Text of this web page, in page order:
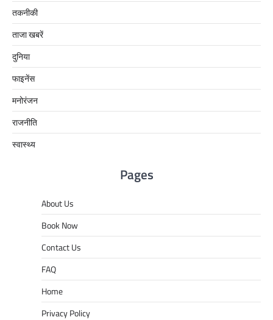
तकनीकी
ताजा खबरें
दुनिया
फाइनेंस
मनोरंजन
राजनीति
स्वास्थ्य
Pages
About Us
Book Now
Contact Us
FAQ
Home
Privacy Policy